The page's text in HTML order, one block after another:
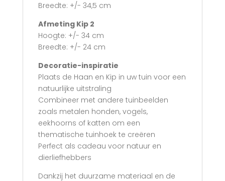
Breedte: +/- 34,5 cm
Afmeting Kip 2
Hoogte: +/- 34 cm
Breedte: +/- 24 cm
Decoratie-inspiratie
Plaats de Haan en Kip in uw tuin voor een
natuurlijke uitstraling
Combineer met andere tuinbeelden
zoals metalen honden, vogels,
eekhoorns of katten om een
thematische tuinhoek te creëren
Perfect als cadeau voor natuur en
dierliefhebbers
Dankzij het duurzame materiaal en de